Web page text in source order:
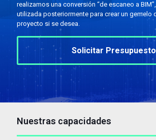
realizamos una conversión “de escaneo a
utilizada posteriormente para crear un gemelo
proyecto si se desea.
Solicitar Presupuesto
Nuestras capacidades